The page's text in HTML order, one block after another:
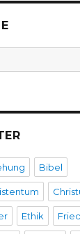
Bibel
Ethik